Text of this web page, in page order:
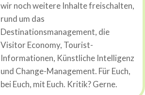
wir noch weitere Inhalte freischalten,
rund um das
Destinationsmanagement, die
Visitor Economy, Tourist-
Informationen, Künstliche Intelligenz
und Change-Management. Für Euch,
bei Euch, mit Euch. Kritik? Gerne.